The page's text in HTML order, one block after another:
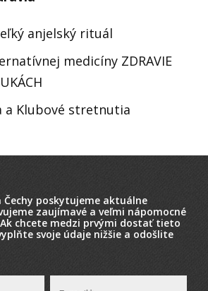
anjelský rituál
medicíny ZDRAVIE
a Klubové stretnutia
Čechy poskytujeme aktuálne
zaujímavé a veľmi nápomocné
chcete medzi prvými dostať tieto
svoje údaje nižšie a odošlite